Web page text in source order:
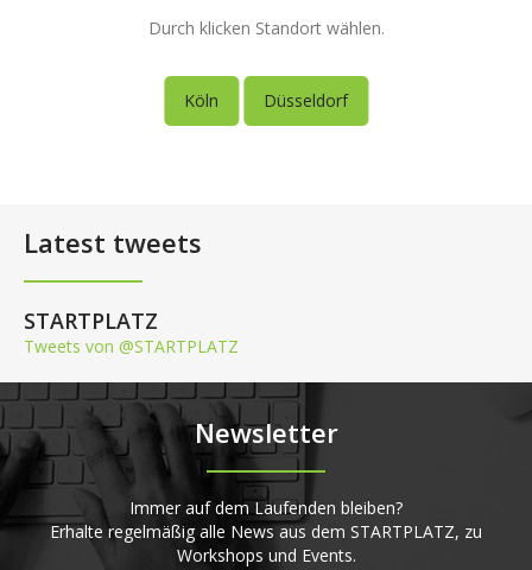
Durch klicken Standort wählen.
Köln Düsseldorf
Latest tweets
STARTPLATZ
Tweets von @STARTPLATZ
Newsletter
Immer auf dem Laufenden bleiben?
Erhalte regelmäßig alle News aus dem STARTPLATZ, zu
Workshops und Events.